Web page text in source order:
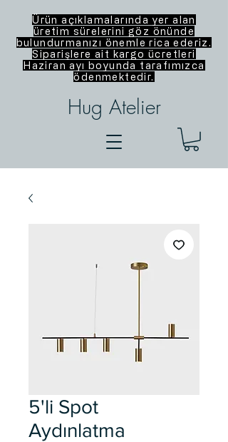
Ürün açıklamalarında yer alan
üretim sürelerini göz önünde
bulundurmanızı önemle rica ederiz.
Siparişlere ait kargo ücretleri
Haziran ayı boyunda tarafımızca
ödenmektedir.
Hug Atelier
5'li Spot
Aydınlatma